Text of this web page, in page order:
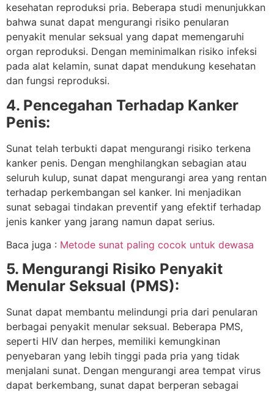
kesehatan reproduksi pria. Beberapa studi menunjukkan
bahwa sunat dapat mengurangi risiko penularan
penyakit menular seksual yang dapat memengaruhi
organ reproduksi. Dengan meminimalkan risiko infeksi
pada alat kelamin, sunat dapat mendukung kesehatan
dan fungsi reproduksi.
4. Pencegahan Terhadap Kanker
Penis:
Sunat telah terbukti dapat mengurangi risiko terkena
kanker penis. Dengan menghilangkan sebagian atau
seluruh kulup, sunat dapat mengurangi area yang rentan
terhadap perkembangan sel kanker. Ini menjadikan
sunat sebagai tindakan preventif yang efektif terhadap
jenis kanker yang jarang namun dapat serius.
Baca juga : Metode sunat paling cocok untuk dewasa
5. Mengurangi Risiko Penyakit
Menular Seksual (PMS):
Sunat dapat membantu melindungi pria dari penularan
berbagai penyakit menular seksual. Beberapa PMS,
seperti HIV dan herpes, memiliki kemungkinan
penyebaran yang lebih tinggi pada pria yang tidak
menjalani sunat. Dengan mengurangi area tempat virus
dapat berkembang, sunat dapat berperan sebagai